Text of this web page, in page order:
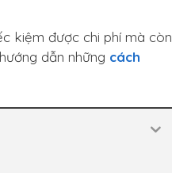
kiệm được chi phí mà còn
dẫn những cách